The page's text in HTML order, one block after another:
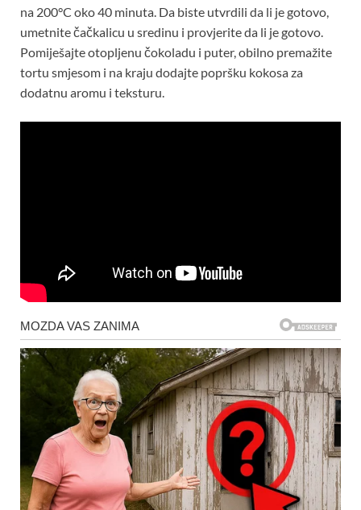
na 200°C oko 40 minuta. Da biste utvrdili da li je gotovo,
umetnite čačkalicu u sredinu i provjerite da li je gotovo.
Pomiješajte otopljenu čokoladu i puter, obilno premažite
tortu smjesom i na kraju dodajte popršku kokosa za
dodatnu aromu i teksturu.